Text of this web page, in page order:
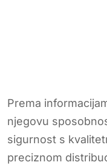
Prema
njegovu
sigurnost s
preciznom